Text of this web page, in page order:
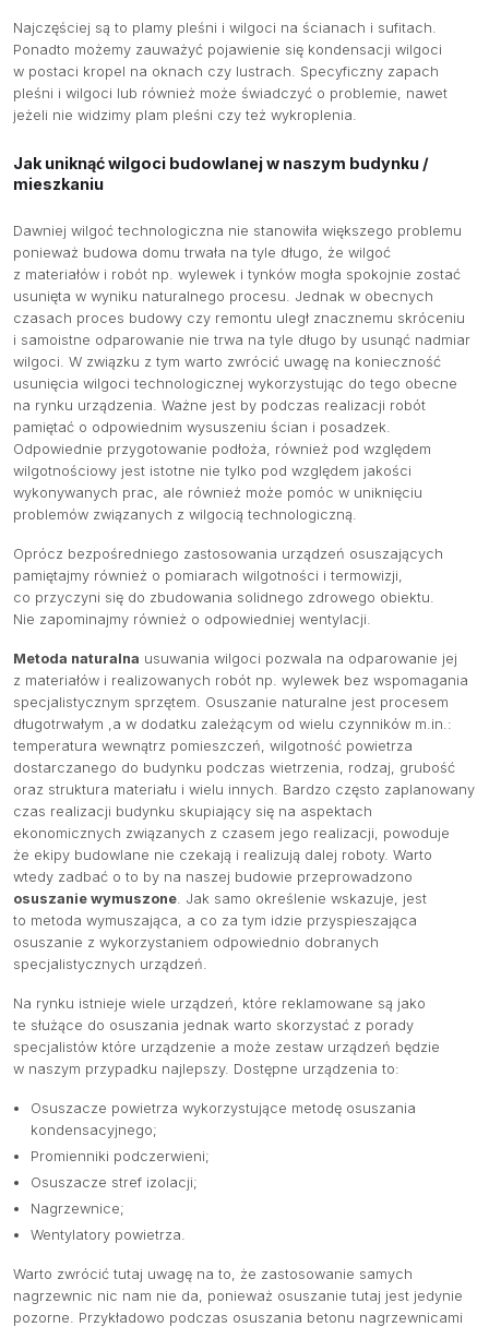
Najczęściej są to plamy pleśni i wilgoci na ścianach i sufitach.
Ponadto możemy zauważyć pojawienie się kondensacji wilgoci
w postaci kropel na oknach czy lustrach. Specyficzny zapach
pleśni i wilgoci lub również może świadczyć o problemie, nawet
jeżeli nie widzimy plam pleśni czy też wykroplenia.
Jak uniknąć wilgoci budowlanej w naszym budynku /
mieszkaniu
Dawniej wilgoć technologiczna nie stanowiła większego problemu
ponieważ budowa domu trwała na tyle długo, że wilgoć
z materiałów i robót np. wylewek i tynków mogła spokojnie zostać
usunięta w wyniku naturalnego procesu. Jednak w obecnych
czasach proces budowy czy remontu uległ znacznemu skróceniu
i samoistne odparowanie nie trwa na tyle długo by usunąć nadmiar
wilgoci. W związku z tym warto zwrócić uwagę na konieczność
usunięcia wilgoci technologicznej wykorzystując do tego obecne
na rynku urządzenia. Ważne jest by podczas realizacji robót
pamiętać o odpowiednim wysuszeniu ścian i posadzek.
Odpowiednie przygotowanie podłoża, również pod względem
wilgotnościowy jest istotne nie tylko pod względem jakości
wykonywanych prac, ale również może pomóc w uniknięciu
problemów związanych z wilgocią technologiczną.
Oprócz bezpośredniego zastosowania urządzeń osuszających
pamiętajmy również o pomiarach wilgotności i termowizji,
co przyczyni się do zbudowania solidnego zdrowego obiektu.
Nie zapominajmy również o odpowiedniej wentylacji.
Metoda naturalna usuwania wilgoci pozwala na odparowanie jej
z materiałów i realizowanych robót np. wylewek bez wspomagania
specjalistycznym sprzętem. Osuszanie naturalne jest procesem
długotrwałym ,a w dodatku zależącym od wielu czynników m.in.:
temperatura wewnątrz pomieszczeń, wilgotność powietrza
dostarczanego do budynku podczas wietrzenia, rodzaj, grubość
oraz struktura materiału i wielu innych. Bardzo często zaplanowany
czas realizacji budynku skupiający się na aspektach
ekonomicznych związanych z czasem jego realizacji, powoduje
że ekipy budowlane nie czekają i realizują dalej roboty. Warto
wtedy zadbać o to by na naszej budowie przeprowadzono
osuszanie wymuszone . Jak samo określenie wskazuje, jest
to metoda wymuszająca, a co za tym idzie przyspieszająca
osuszanie z wykorzystaniem odpowiednio dobranych
specjalistycznych urządzeń.
Na rynku istnieje wiele urządzeń, które reklamowane są jako
te służące do osuszania jednak warto skorzystać z porady
specjalistów które urządzenie a może zestaw urządzeń będzie
w naszym przypadku najlepszy. Dostępne urządzenia to:
Osuszacze powietrza wykorzystujące metodę osuszania
kondensacyjnego;
Promienniki podczerwieni;
Osuszacze stref izolacji;
Nagrzewnice;
Wentylatory powietrza.
Warto zwrócić tutaj uwagę na to, że zastosowanie samych
nagrzewnic nic nam nie da, ponieważ osuszanie tutaj jest jedynie
pozorne. Przykładowo podczas osuszania betonu nagrzewnicami